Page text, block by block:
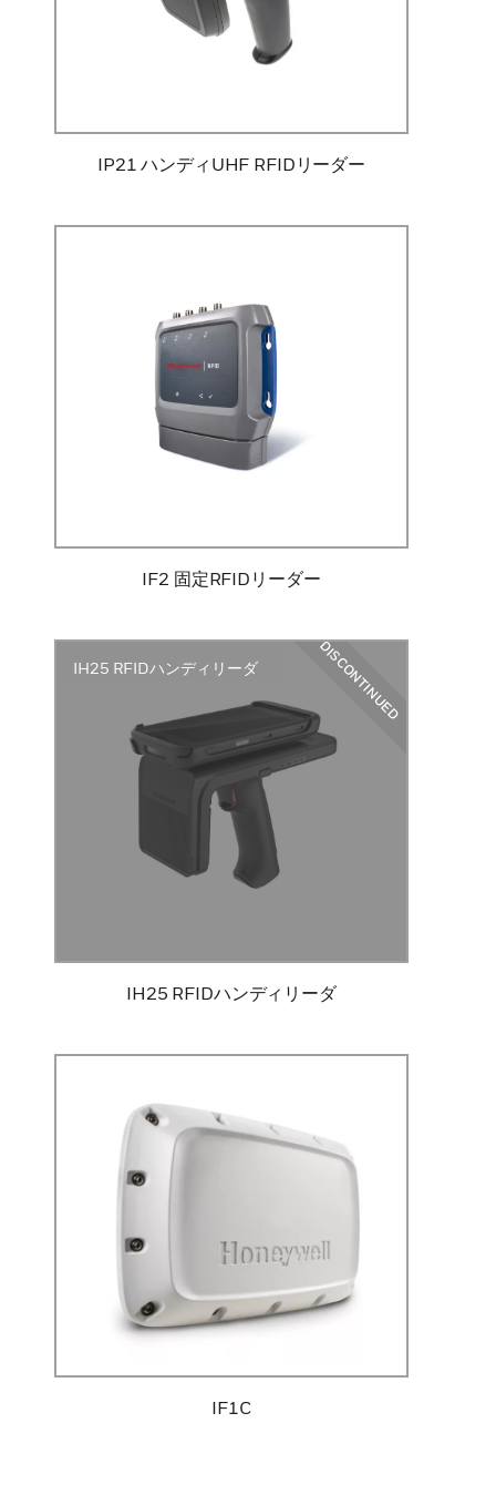
IP21 ハンディUHF RFIDリーダー
IF2 固定RFIDリーダー
DISCONTINUED
IH25 RFIDハンディリーダ
IH25 RFIDハンディリーダ
IF1C